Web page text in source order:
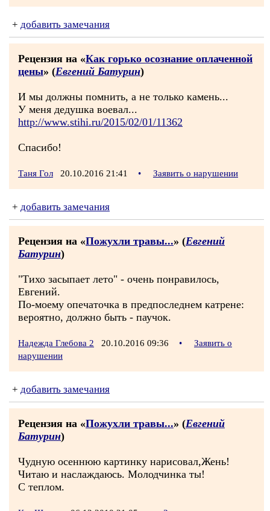
+ добавить замечания
Рецензия на «Как горько осознание оплаченной
цены» (Евгений Батурин)
И мы должны помнить, а не только камень...
У меня дедушка воевал...
http://www.stihi.ru/2015/02/01/11362
Спасибо!
Таня Гол 20.10.2016 21:41 • Заявить о нарушении
+ добавить замечания
Рецензия на «Пожухли травы...» (Евгений
Батурин)
"Тихо засыпает лето" - очень понравилось,
Евгений.
По-моему опечаточка в предпоследнем катрене:
вероятно, должно быть - паучок.
Надежда Глебова 2 20.10.2016 09:36 •
Заявить о
нарушении
+ добавить замечания
Рецензия на «Пожухли травы...» (Евгений
Батурин)
Чудную осеннюю картинку нарисовал,Жень!
Читаю и наслаждаюсь. Молодчинка ты!
С теплом.